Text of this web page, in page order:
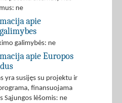
ne
apie
galimybės: ne
apie Europos
yra susijęs su projektu ir
finansuojama
Sąjungos lėšomis: ne